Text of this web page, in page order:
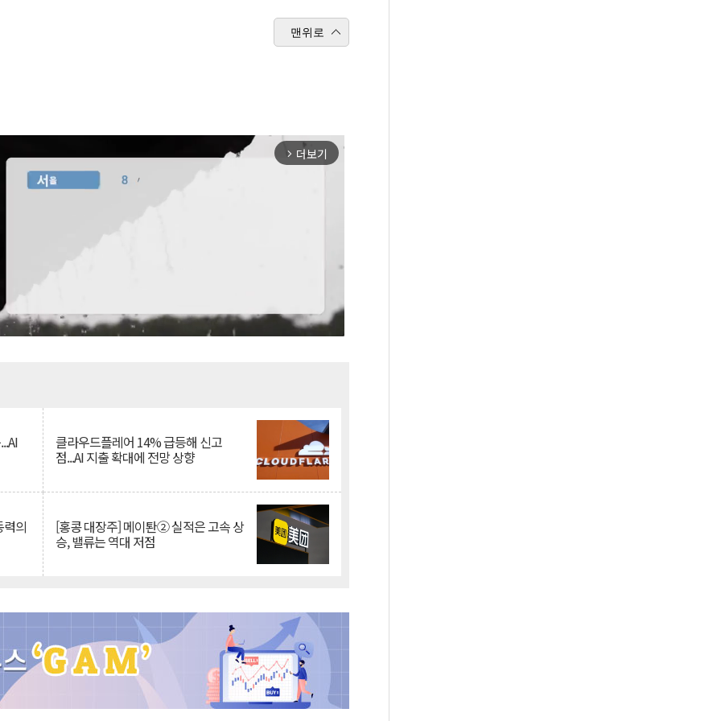
맨위로
arrow_forward_ios 더보기
클라우드플레어 14% 급등해 신고
점...AI 지출 확대에 전망 상향
의 [홍콩 대장주] 메이퇀② 실적은 고속 상
승, 밸류는 역대 저점